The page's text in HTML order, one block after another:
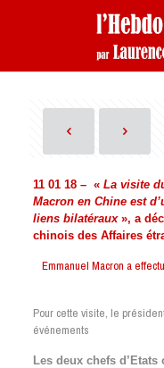
11 01 18 – « La visite
Macron en Chine est
liens bilatéraux», a
chinois des Affaires
Emmanuel Macron a
Pour cette visite, le
événements
Les deux chefs